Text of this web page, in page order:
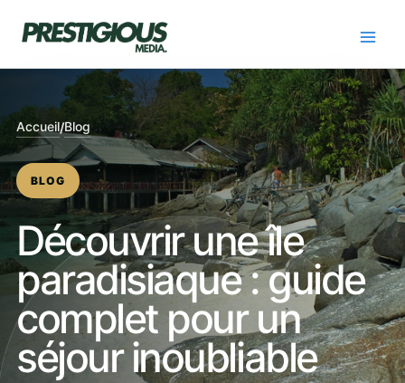
Accueil/Blog
BLOG
Découvrir une île
paradisiaque : guide
complet pour un
séjour inoubliable